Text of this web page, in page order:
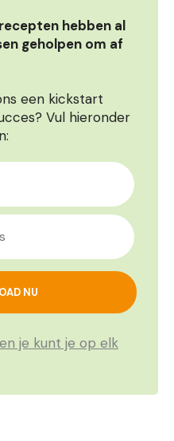
hebben al
geholpen om af
een kickstart
Vul hieronder
je kunt je op elk